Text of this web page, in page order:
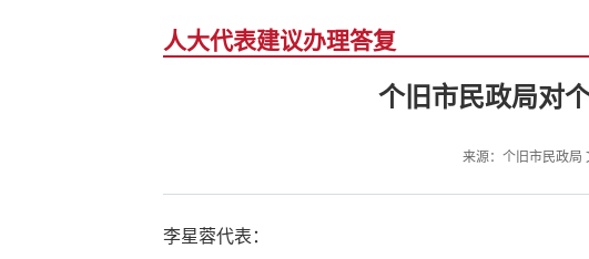
人大代表建议办理答复
个旧市民政局对
来源：个旧市民政局
李星蓉代表：